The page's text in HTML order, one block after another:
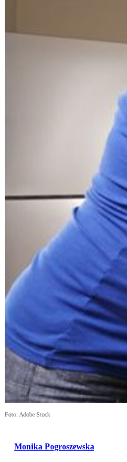
Foto: Adobe Stock
Monika Pogroszewska